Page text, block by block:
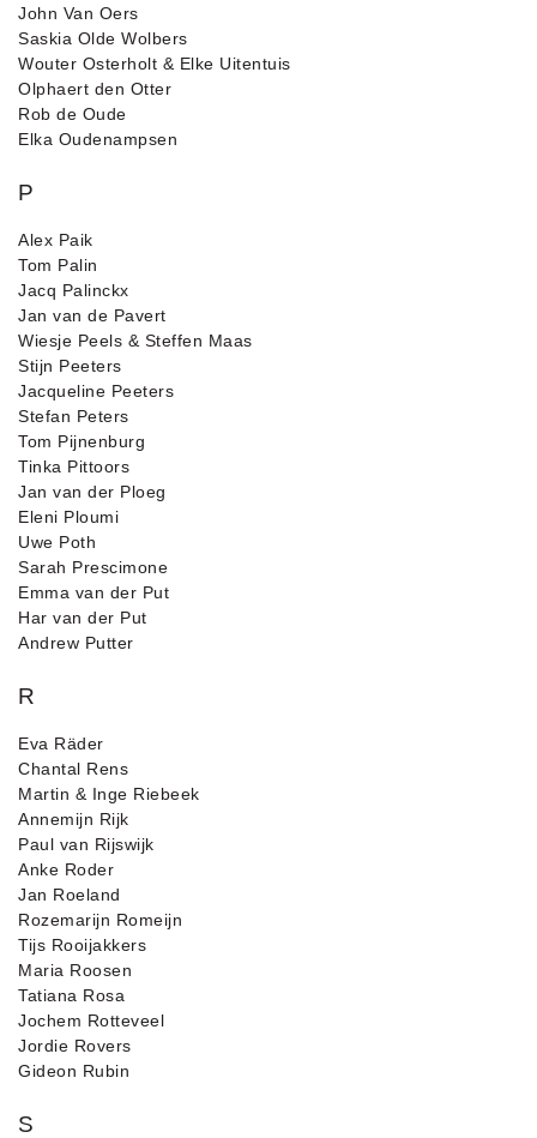
John Van Oers
Saskia Olde Wolbers
Wouter Osterholt & Elke Uitentuis
Olphaert den Otter
Rob de Oude
Elka Oudenampsen
P
Alex Paik
Tom Palin
Jacq Palinckx
Jan van de Pavert
Wiesje Peels & Steffen Maas
Stijn Peeters
Jacqueline Peeters
Stefan Peters
Tom Pijnenburg
Tinka Pittoors
Jan van der Ploeg
Eleni Ploumi
Uwe Poth
Sarah Prescimone
Emma van der Put
Har van der Put
Andrew Putter
R
Eva Räder
Chantal Rens
Martin & Inge Riebeek
Annemijn Rijk
Paul van Rijswijk
Anke Roder
Jan Roeland
Rozemarijn Romeijn
Tijs Rooijakkers
Maria Roosen
Tatiana Rosa
Jochem Rotteveel
Jordie Rovers
Gideon Rubin
S